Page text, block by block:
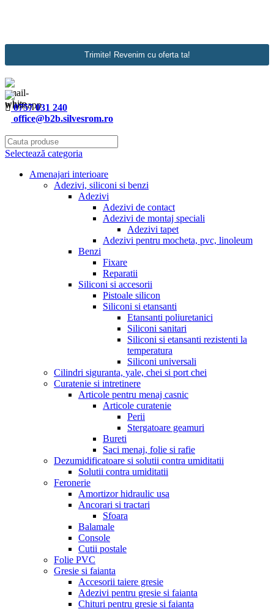
Trimite! Revenim cu oferta ta!
0757 031 240
office@b2b.silvesrom.ro
Selectează categoria
Amenajari interioare
Adezivi, siliconi si benzi
Adezivi
Adezivi de contact
Adezivi de montaj speciali
Adezivi tapet
Adezivi pentru mocheta, pvc, linoleum
Benzi
Fixare
Reparatii
Siliconi si accesorii
Pistoale silicon
Siliconi si etansanti
Etansanti poliuretanici
Siliconi sanitari
Siliconi si etansanti rezistenti la
temperatura
Siliconi universali
Cilindri siguranta, yale, chei si port chei
Curatenie si intretinere
Articole pentru menaj casnic
Articole curatenie
Perii
Stergatoare geamuri
Bureti
Saci menaj, folie si rafie
Dezumidificatoare si solutii contra umiditatii
Solutii contra umiditatii
Feronerie
Amortizor hidraulic usa
Ancorari si tractari
Sfoara
Balamale
Console
Cutii postale
Folie PVC
Gresie si faianta
Accesorii taiere gresie
Adezivi pentru gresie si faianta
Chituri pentru gresie si faianta